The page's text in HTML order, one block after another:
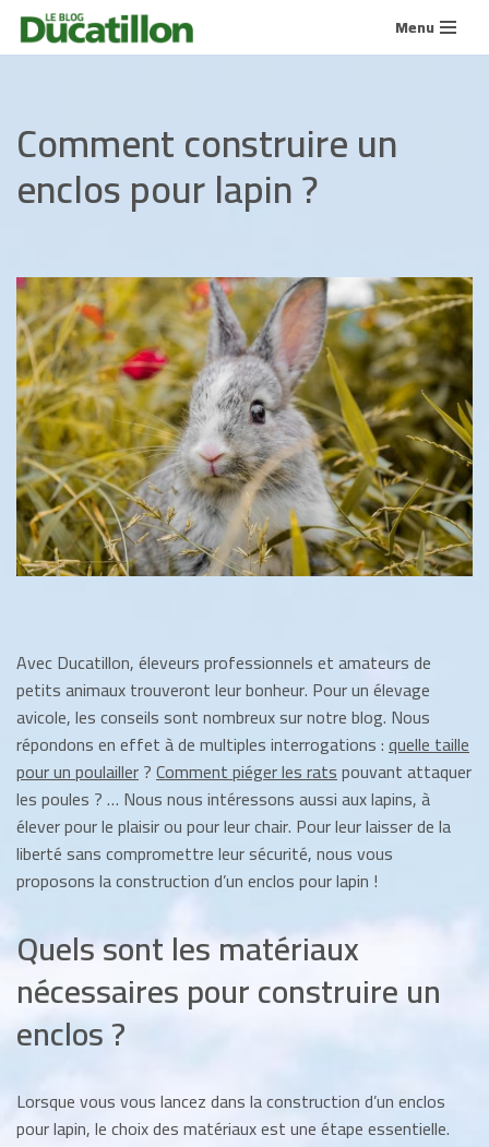
Aller
Menu
Comment construire un
enclos pour lapin ?
Avec Ducatillon, éleveurs professionnels et amateurs de
petits animaux trouveront leur bonheur. Pour un élevage
avicole, les conseils sont nombreux sur notre blog. Nous
répondons en effet à de multiples interrogations :quelle taille
pour un poulailler?Comment piéger les ratspouvant attaquer
les poules ? … Nous nous intéressons aussi aux lapins, à
élever pour le plaisir ou pour leur chair. Pour leur laisser de la
liberté sans compromettre leur sécurité, nous vous
proposons la construction d’un enclos pour lapin !
Quels sont les matériaux
nécessaires pour construire un
enclos ?
Lorsque vous vous lancez dans la construction d’un enclos
pour lapin, le choix des matériaux est une étape essentielle.